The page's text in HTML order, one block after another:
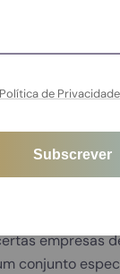
pode
empresas
conjunto
Política de Privacidade